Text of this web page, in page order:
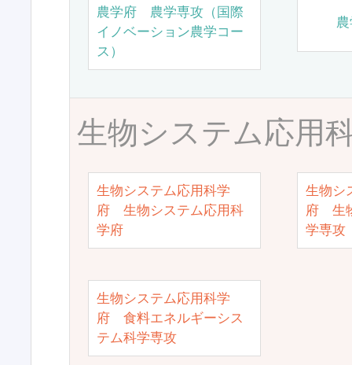
農学府 農学専攻（国際
イノベーション農学コー
ス）
生物システム応用
生物システム応用科学
府 生物システム応用科
学府
生物シ
府 生
学専攻
生物システム応用科学
府 食料エネルギーシス
テム科学専攻